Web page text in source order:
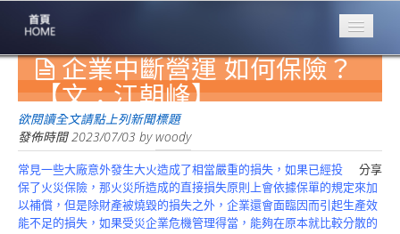
專業豐林
Professional
保險大家談
1386集
台灣商業保險
第一品牌
關於豐林
企業中斷營運 如何保險？
【文：江朝峰】
欲閱讀全文請點上列新聞標題
發佈時間2023/07/03 bywoody
分享
常見一些大廠意外發生大火造成了相當嚴重的損失，如果已經投
保了火災保險，那火災所造成的直接損失原則上會依據保單的規定來加
以補償，但是除財產被燒毀的損失之外，企業還會面臨因而引起生產效
能不足的損失，如果受災企業危機管理得當，能夠在原本就比較分散的